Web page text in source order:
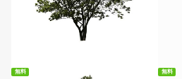
無料ダウンロード
無料 無料